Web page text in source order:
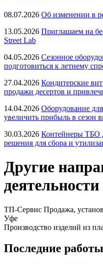
08.07.2026 Об изменении в
13.05.2026 Приглашаем на
Street Lab
04.05.2026 Сезонное
подготовиться к летнему
27.04.2026 Кондитерские
продажи десертов и
14.04.2026 Оборудование
увеличить прибыль в сезон
30.03.2026 Контейнеры ТБО
решения для сбора и
Другие
деятельности
ТП-Сервис Продажа,
Уфе
Производство изделий из
Последние